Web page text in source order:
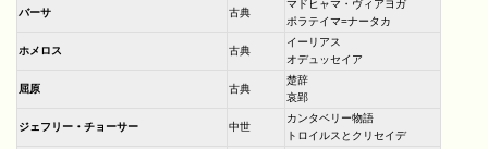
バーサ 古典
マドヒャマ・ヴィアヨガ
ポラテイマ=ナータカ
ホメロス 古典
イーリアス
オデュッセイア
屈原 古典
楚辞
哀郢
ジェフリー・チョーサー 中世
カンタベリー物語
トロイルスとクリセイデ